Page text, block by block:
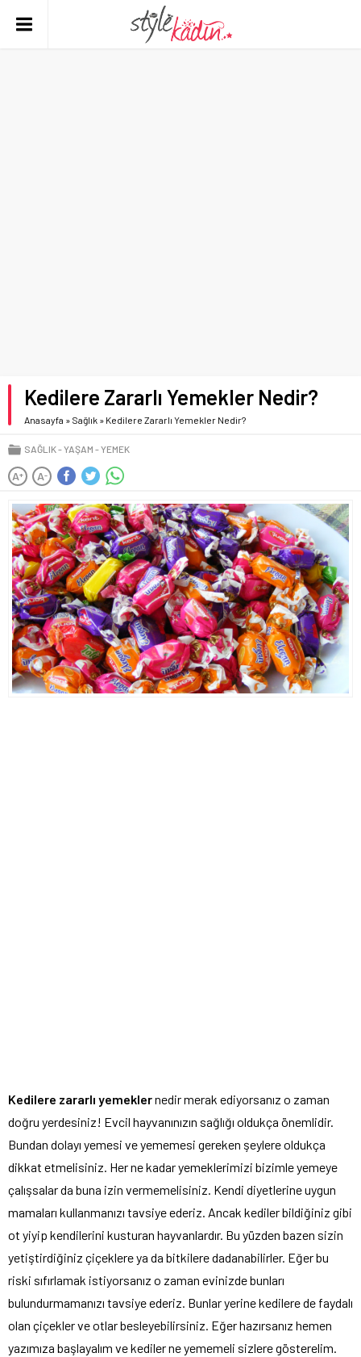
Kedilere Zararlı Yemekler Nedir?
Anasayfa » Sağlık » Kedilere Zararlı Yemekler Nedir?
SAĞLIK YAŞAM YEMEK
A+ A-
Kedilere zararlı yemeklernedir merak ediyorsanız o zaman
doğru yerdesiniz! Evcil hayvanınızın sağlığı oldukça önemlidir.
Bundan dolayı yemesi ve yememesi gereken şeylere oldukça
dikkat etmelisiniz. Her ne kadar yemeklerimizi bizimle yemeye
çalışsalar da buna izin vermemelisiniz. Kendi diyetlerine uygun
mamaları kullanmanızı tavsiye ederiz. Ancak kediler bildiğiniz gibi
ot yiyip kendilerini kusturan hayvanlardır. Bu yüzden bazen sizin
yetiştirdiğiniz çiçeklere ya da bitkilere dadanabilirler. Eğer bu
riski sıfırlamak istiyorsanız o zaman evinizde bunları
bulundurmamanızı tavsiye ederiz. Bunlar yerine kedilere de faydalı
olan çiçekler ve otlar besleyebilirsiniz. Eğer hazırsanız hemen
yazımıza başlayalım ve kediler ne yememeli sizlere gösterelim.